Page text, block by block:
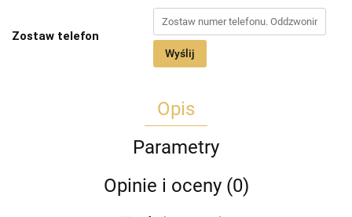
Zostaw telefon
Wyślij
Opis
Parametry
Opinie i oceny (0)